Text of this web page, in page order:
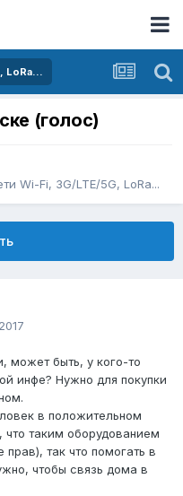
LoRa...
(голос)
Wi-Fi, 3G/LTE/5G, LoRa...
может быть, у кого-то
инфе? Нужно для покупки
в положительном
таким оборудованием
так что помогать в
чтобы связь дома в